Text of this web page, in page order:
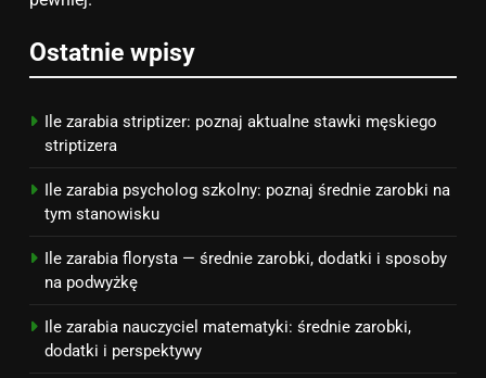
Jak przygotować się finansowo
kosztuje i jak zaplanować
PORADY
PRACA
Ostatnie wpisy
Ile zarabia striptizer: poznaj aktualne stawki męskiego
striptizera
Ile zarabia psycholog szkolny: poznaj średnie zarobki na
tym stanowisku
Ile zarabia florysta — średnie zarobki, dodatki i sposoby
na podwyżkę
Ile zarabia nauczyciel matematyki: średnie zarobki,
dodatki i perspektywy